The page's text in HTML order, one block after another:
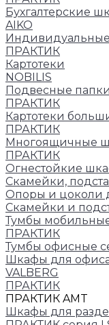
Бухгалтерские
AIKO
ПРАКТИК
Картотеки
NOBILIS
Подвесные папки
ПРАКТИК
Картотеки
ПРАКТИК
Многоящичные
ПРАКТИК
Огнестойкие
Скамейки,
Опоры и цоколи
Скамейки и
Тумбы
ПРАКТИК
Тумбы офисные
Шкафы для
VALBERG
ПРАКТИК
ПРАКТИК AMT
Шкафы для